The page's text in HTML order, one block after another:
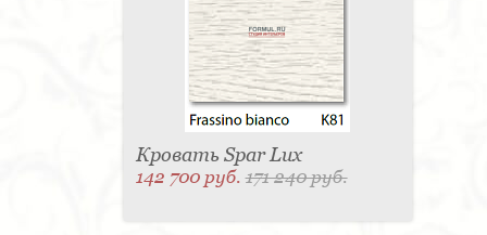
Кровать Spar Lux
142 700 руб.171 240 руб.